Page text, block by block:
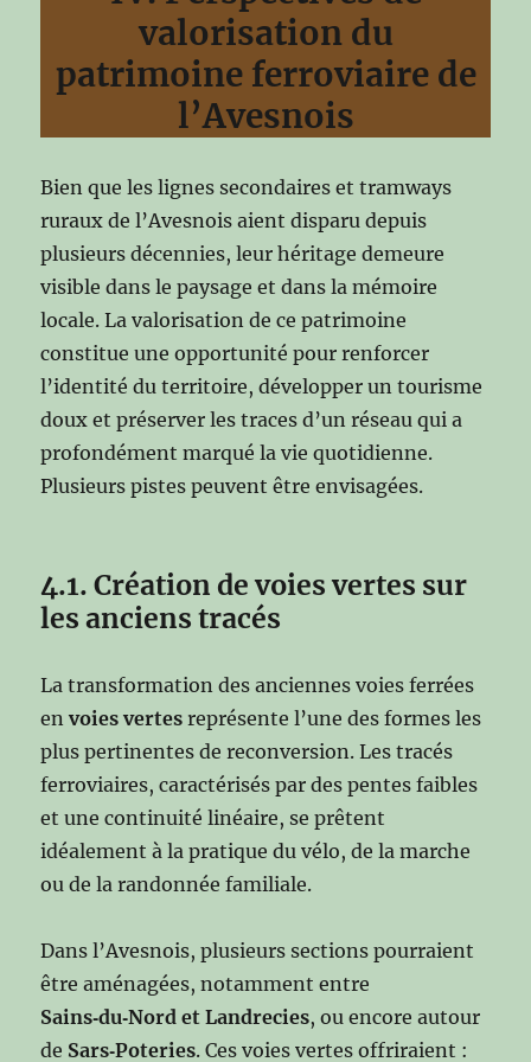
valorisation du
patrimoine ferroviaire de
l’Avesnois
Bien que les lignes secondaires et tramways
ruraux de l’Avesnois aient disparu depuis
plusieurs décennies, leur héritage demeure
visible dans le paysage et dans la mémoire
locale. La valorisation de ce patrimoine
constitue une opportunité pour renforcer
l’identité du territoire, développer un tourisme
doux et préserver les traces d’un réseau qui a
profondément marqué la vie quotidienne.
Plusieurs pistes peuvent être envisagées.
4.1. Création de voies vertes sur
les anciens tracés
La transformation des anciennes voies ferrées
envoies vertes représente l’une des formes les
plus pertinentes de reconversion. Les tracés
ferroviaires, caractérisés par des pentes faibles
et une continuité linéaire, se prêtent
idéalement à la pratique du vélo, de la marche
ou de la randonnée familiale.
Dans l’Avesnois, plusieurs sections pourraient
être aménagées, notamment entre
Sains‑du‑Nord et Landrecies, ou encore autour
de Sars‑Poteries. Ces voies vertes offriraient :